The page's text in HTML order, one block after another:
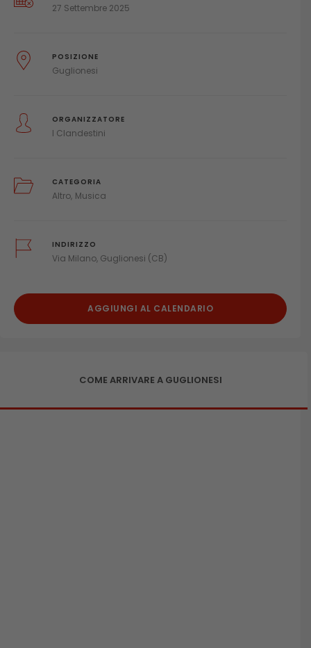
27 Settembre 2025
POSIZIONE
Guglionesi
ORGANIZZATORE
I Clandestini
CATEGORIA
Altro Musica
INDIRIZZO
Via Milano, Guglionesi (CB)
AGGIUNGI AL CALENDARIO
COME ARRIVARE A GUGLIONESI